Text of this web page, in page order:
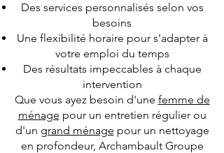
Des services personnalisés selon vos
besoins
Une flexibilité horaire pour s'adapter à
votre emploi du temps
Des résultats impeccables à chaque
intervention
Que vous ayez besoin d'une femme de
ménage pour un entretien régulier ou
d'un grand ménage pour un nettoyage
en profondeur, Archambault Groupe